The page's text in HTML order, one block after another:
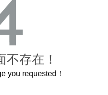
存在！
you requested！